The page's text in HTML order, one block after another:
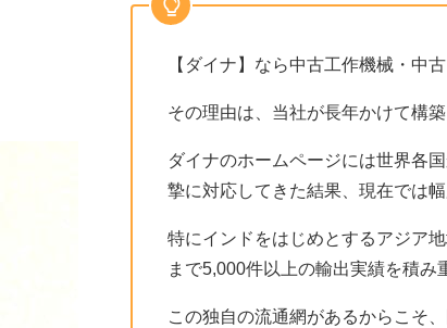
【ダイナ】なら中古工作機械・中
その理由は、当社が長年かけて構
ダイナのホームページには世界各
摯に対応してきた結果、現在では
特にインドをはじめとするアジア
まで5,000件以上の輸出実績を積み
この独自の流通網があるからこそ